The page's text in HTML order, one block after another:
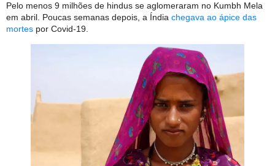
Pelo menos 9 milhões de hindus se aglomeraram no Kumbh Mela
em abril. Poucas semanas depois, a Índia chegava ao ápice das
mortes por Covid-19.